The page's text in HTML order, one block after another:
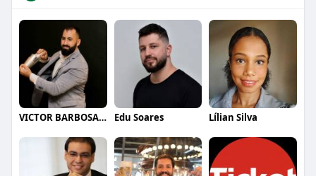
VICTOR BARBOSA QUARANTA Edu Soares Lílian Silva